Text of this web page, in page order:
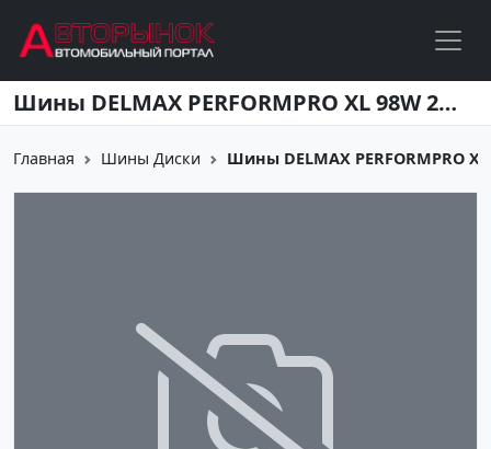
Перейти к основному содержанию Шины DELMAX PERFORMPRO XL 98W 225/50R17
Главная Шины Диски Шины DELMAX PERFORMPRO